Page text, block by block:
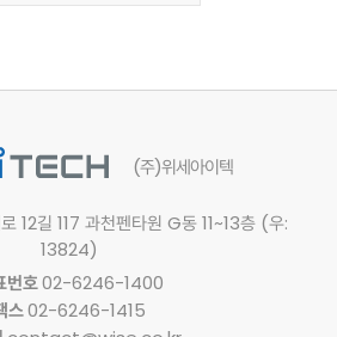
(주)위세아이텍
12길 117 과천펜타원 G동 11~13층 (우:
13824)
번호02-6246-1400
스02-6246-1415